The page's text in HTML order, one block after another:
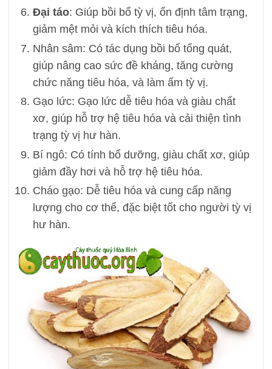
Đại táo: Giúp bồi bổ tỳ vị, ổn định tâm trạng,
giảm mệt mỏi và kích thích tiêu hóa.
Nhân sâm: Có tác dụng bồi bổ tổng quát,
giúp nâng cao sức đề kháng, tăng cường
chức năng tiêu hóa, và làm ấm tỳ vị.
Gạo lức: Gạo lức dễ tiêu hóa và giàu chất
xơ, giúp hỗ trợ hệ tiêu hóa và cải thiện tình
trạng tỳ vị hư hàn.
Bí ngô: Có tính bổ dưỡng, giàu chất xơ, giúp
giảm đầy hơi và hỗ trợ hệ tiêu hóa.
Cháo gạo: Dễ tiêu hóa và cung cấp năng
lượng cho cơ thể, đặc biệt tốt cho người tỳ vị
hư hàn.